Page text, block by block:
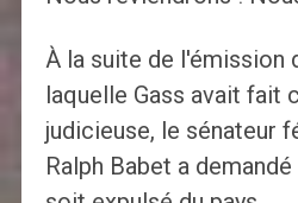
À la suite de l'émission
laquelle Gass avait fait
judicieuse, le sénateur
Ralph Babet a